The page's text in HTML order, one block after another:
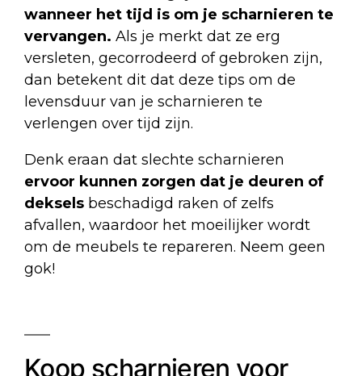
wanneer het tijd is om je scharnieren te
vervangen. Als je merkt dat ze erg
versleten, gecorrodeerd of gebroken zijn,
dan betekent dit dat deze tips om de
levensduur van je scharnieren te
verlengen over tijd zijn.
Denk eraan dat slechte scharnieren
ervoor kunnen zorgen dat je deuren of
deksels beschadigd raken of zelfs
afvallen, waardoor het moeilijker wordt
om de meubels te repareren. Neem geen
gok!
Koop scharnieren voor